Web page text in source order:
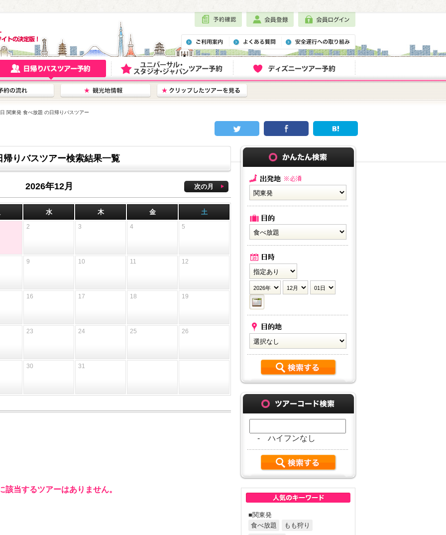
関東発 食べ放題 の日帰りバスツアー
- ハイフンなし
■関東発
食べ放題
もも狩り
りバスツアー検索結果一覧
次の月
2026年12月
水 木 金 土
2 3 4 5
9 10 11 12
16 17 18 19
23 24 25 26
30 31
該当するツアーはありません。